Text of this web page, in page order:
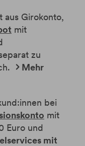
aus Girokonto,
mit
zu
Mehr
bei
mit
Euro und
mit